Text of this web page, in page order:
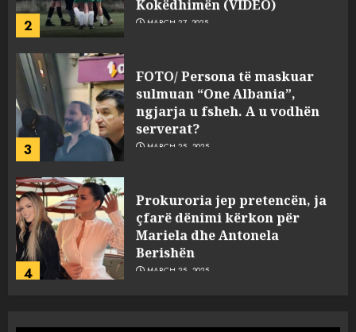
2 MARCH 27, 2025
3
FOTO/ Persona të maskuar
sulmuan “One Albania”,
ngjarja u fsheh. A u vodhën
serverat?
MARCH 25, 2025
4
Prokuroria jep pretencën, ja
çfarë dënimi kërkon për
Mariela dhe Antonela
Berishën
MARCH 25, 2025